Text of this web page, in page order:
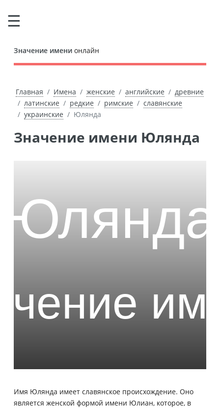
Значение имени онлайн
Главная Имена женские английские
древние
латинские
редкие римские
славянские
украинские
Юлянда
Значение имени Юлянда
Имя Юлянда имеет славянское происхождение. Оно
является женской формой имени Юлиан, которое, в